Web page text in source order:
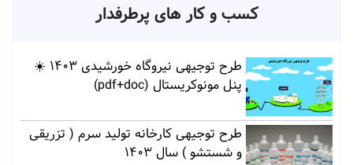
کسب و کار های پرطرفدار
طرح توجیهی نیروگاه خورشیدی 1403 ☀️
پنل مونوکریستال (pdf+doc)
طرح توجیهی کارخانه تولید سرم ( تزریقی
و شستشو ) سال 1403